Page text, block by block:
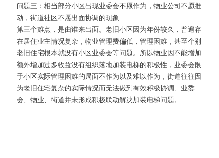
问题三：相当部分小区出现业委会不愿作为，物业公司不愿推
动，街道社区不愿出面协调的现象
第三个难点，是由谁来出面。老旧小区因为年份较久，普遍存
在居住业主情况复杂，物业管理费偏低，管理困难，甚至个别
老旧住宅根本就没有小区业委会等问题。所以物业因不能增加
额外增加过多收益没有组织落地加装电梯的积极性，业委会限
于小区实际管理困难的局面不作为以及难以作为，街道往往因
为老旧住宅复杂的实际情况而无法做到有效积极协调。业委
会、物业、街道并未形成积极联动解决加装电梯问题。